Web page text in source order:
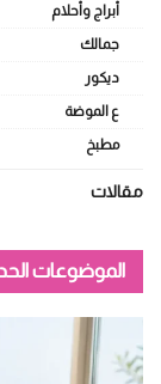
أبراج وأحلام
جمالك
ديكور
ع الموضة
مطبخ
مقالات
الموضوعات